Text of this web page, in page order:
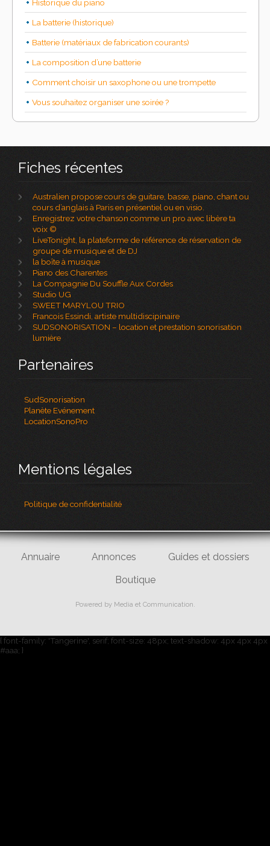
Historique du piano
La batterie (historique)
Batterie (matériaux de fabrication courants)
La composition d’une batterie
Comment choisir un saxophone ou une trompette
Vous souhaitez organiser une soirée ?
Fiches récentes
Australien propose cours de guitare, basse, piano, chant ou
cours d’anglais à Paris en présentiel ou en visio.
Enregistrez votre chanson comme un pro avec libère ta
voix ©
LiveTonight, la plateforme de référence de réservation de
groupe de musique et de DJ
la boîte à musique
Piano des Charentes
La Compagnie Du Souffle Aux Cordes
Studio UG
SWEET MARYLOU TRIO
Francois Essindi, artiste multidiscipinaire
SUDSONORISATION – location et prestation sonorisation
lumière
Partenaires
SudSonorisation
Planète Evénement
LocationSonoPro
Mentions légales
Politique de confidentialité
Annuaire Annonces
Guides et dossiers
Boutique
Powered by Media et Communication.
{ font-family: 'Tangerine', serif; font-size: 48px; text-shadow: 4px 4px 4px
#aaa; }